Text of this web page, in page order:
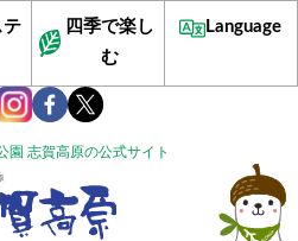
園 志賀高原の公式サイト
テ
四季で楽し
む
Language